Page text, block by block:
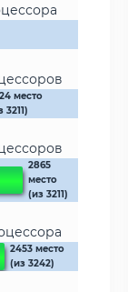
место
3211)
2865
место
(из 3211)
2453 место
(из 3242)